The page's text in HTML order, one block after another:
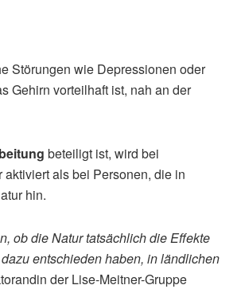
Störungen wie Depressionen oder
Gehirn vorteilhaft ist, nah an der
beteiligt ist, wird bei
als bei Personen, die in
hin.
ob die Natur tatsächlich die Effekte
entschieden haben, in ländlichen
der Lise-Meitner-Gruppe